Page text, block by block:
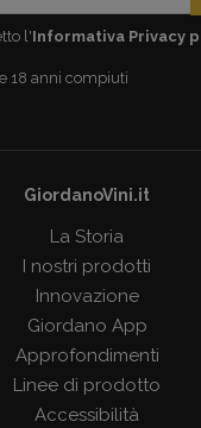
l'Informativa Privacy
18 anni compiuti
GiordanoVini.it
La Storia
I nostri prodotti
Innovazione
Giordano App
Approfondimenti
Linee di prodotto
Accessibilità